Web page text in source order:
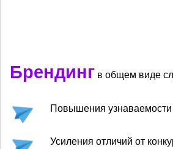
Брендинг в общем виде
Повышения
Усиления отличий от